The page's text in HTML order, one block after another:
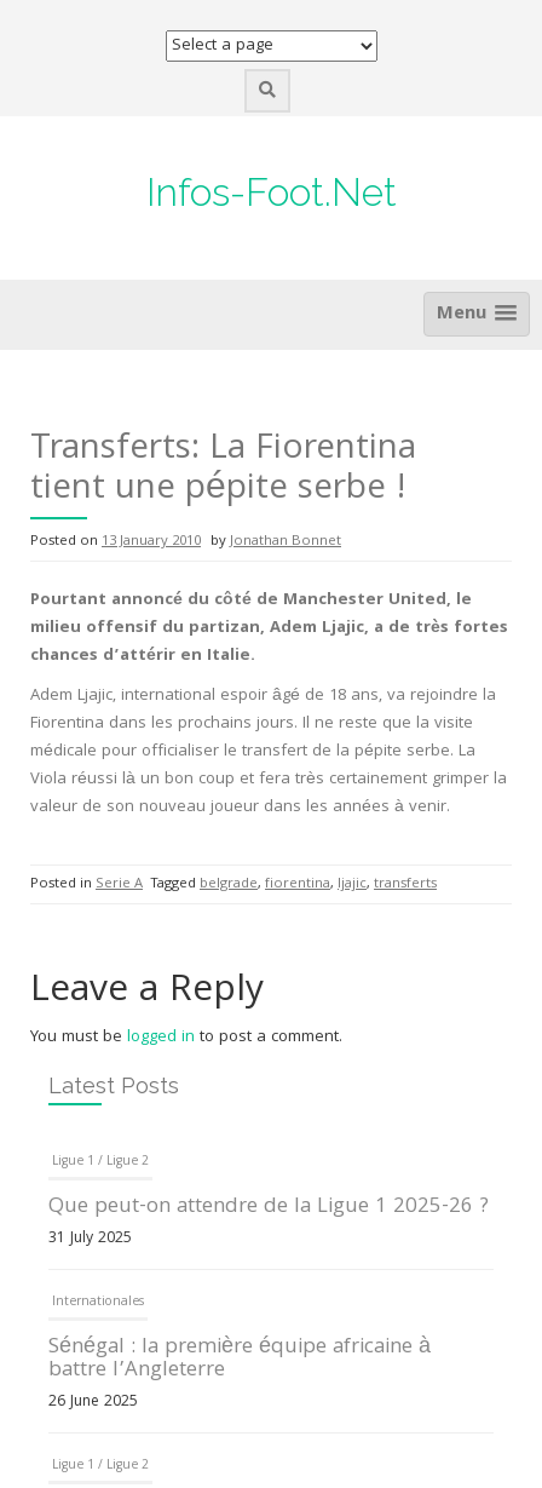
Infos-Foot.Net
Menu
Transferts: La Fiorentina
tient une pépite serbe !
Posted on 13 January 2010 byJonathan Bonnet
Pourtant annoncé du côté de Manchester United, le
milieu offensif du partizan, Adem Ljajic, a de très fortes
chances d’attérir en Italie.
Adem Ljajic, international espoir âgé de 18 ans, va rejoindre la
Fiorentina dans les prochains jours. Il ne reste que la visite
médicale pour officialiser le transfert de la pépite serbe. La
Viola réussi là un bon coup et fera très certainement grimper la
valeur de son nouveau joueur dans les années à venir.
Posted in Serie A Tagged belgrade, fiorentina, ljajic, transferts
Leave a Reply
You must be logged in to post a comment.
Latest Posts
Ligue 1 / Ligue 2
Que peut-on attendre de la Ligue 1 2025-26 ?
31 July 2025
Internationales
Sénégal : la première équipe africaine à
battre l’Angleterre
26 June 2025
Ligue 1 / Ligue 2